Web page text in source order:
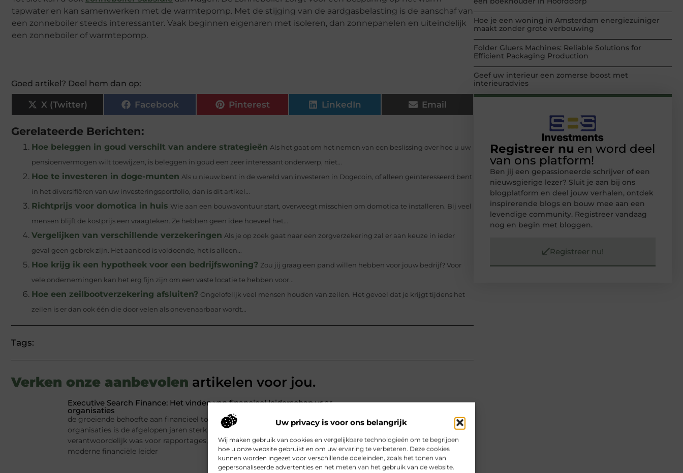
Uw privacy is voor ons belangrijk
Wij maken gebruik van cookies en vergelijkbare technologieën om te begrijpen
hoe u onze website gebruikt en om uw ervaring te verbeteren. Deze cookies
kunnen worden ingezet voor verschillende doeleinden, zoals het tonen van
gepersonaliseerde advertenties en het meten van het gebruik van de website.
tapwater en kan samenwerken met de warmtepomp. Met de stijging van de aardgasbelasting is de aanschaf van
een zonneboiler steeds interessanter. Vaak beginnen eigenaren met isoleren, dan zonnepanelen en uiteindelijk
een zonneboiler of warmtepomp.
Goed artikel? Deel hem dan op:
X (Twitter) Facebook Pinterest LinkedIn Email
Gerelateerde Berichten:
Hoe beleggen in goud verschilt van andere strategieën Als het gaat om het nemen van een beslissing over hoe u uw
pensioenvermogen wilt toewijzen, is beleggen in goud een zeer interessant onderwerp, niet...
Hoe te investeren in doge-munten Als u nieuw bent in de wereld van investeren in Dogecoin, of alleen geïnteresseerd bent
in het diversifiëren van uw investeringsportfolio, dan is dit artikel...
Richtprijs voor domotica in huis Wie aan een bouwavontuur start, overweegt misschien om domotica te installeren. Bij veel
mensen blijft de kostprijs een vraagteken. Ze hebben geen idee hoeveel het...
Vergelijken van verschillende verzekeringen Als je op zoek gaat naar een zorgverzekering zal er aan keuze in ieder
geval geen gebrek zijn. Het aanbod is voldoende, het is alleen...
Hoe krijg ik een hypotheek voor een bedrijfswoning? Zou jij graag een pand willen hebben voor jouw bedrijf? Voor
vele ondernemingen kan het erg fijn zijn om een vaste locatie te hebben voor...
Hoe een zeilbootverzekering afsluiten? Ongelofelijk veel mensen houden van zeilen. Het gevoel dat je krijgt tijdens het
zeilen is er dan ook één die door velen als onevenaarbaar wordt...
Tags:
Verken onze aanbevolen artikelen voor jou.
Executive Search Finance: Het vinden van financieel leiderschap voor
organisaties
de groeiende behoefte aan financieel toptalent De financiële functie binnen
organisaties is de afgelopen jaren sterk veranderd. Waar de CFO vroeger vooral
verantwoordelijk was voor rapportages, budgetten en financiële controle, is de
moderne financiële leider
Hoe je een woning in Amsterdam energiezuiniger
maakt zonder grote verbouwing
Folder Gluers Machines: Reliable Solutions for
Efficient Packaging Production
Geef uw interieur een zomerse boost met
interieuradvies
Registreer nu en word deel
van ons platform!
Ben jij een gepassioneerde schrijver of een
nieuwsgierige lezer? Sluit je aan bij ons
blogplatform en deel jouw verhalen, ontdek
inspirerende blogs en bouw mee aan een
levendige community. Registreer vandaag
nog en begin met bloggen.
Registreer nu!